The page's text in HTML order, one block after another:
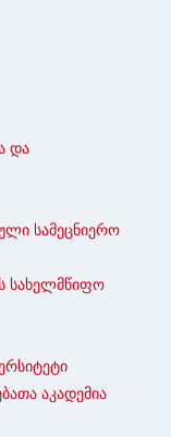
და
სამეცნიერო
სახელმწიფო
აკადემია